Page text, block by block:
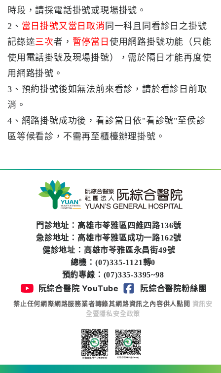
發
展
時段，請採電話掛號或現場掛號 。
2、 當日掛號又當日取消 同一科且同看診日之掛號
記錄達三次者， 暫停當日 使用網路掛號功能（只能
使用電話掛號及現場掛號），需於隔日才能再度使
用網路掛號。
3、預約掛號後如無法前來看診，請於看診日前取
消。
4、網路掛號成功後，看診當日依"看診號"至侯診
區等候看診，不需再至櫃檯辦理掛號。
門診地址：高雄市苓雅區四維四路136號
急診地址：高雄市苓雅區成功一路162號
健診地址：高雄市苓雅區永昌街49號
總機：(07)335-1121轉0
預約專線：(07)335-3395~98
阮綜合醫院 YouTube 阮綜合醫院粉絲團
禁止任何網際網路服務業者轉錄其網路資訊之內容供人點閱 資訊安
全暨隱私安全政策